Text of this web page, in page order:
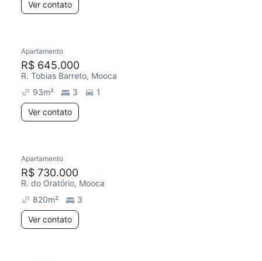
Ver contato
Apartamento
R$ 645.000
R. Tobias Barreto, Mooca
93m² 3
1
Ver contato
Apartamento
R$ 730.000
R. do Oratório, Mooca
820m²
3
Ver contato